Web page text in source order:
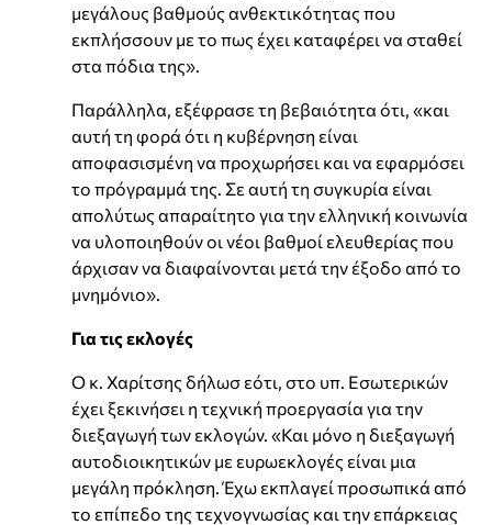
μεγάλους βαθμούς ανθεκτικότητας που
εκπλήσσουν με το πως έχει καταφέρει να σταθεί
στα πόδια της».
Παράλληλα, εξέφρασε τη βεβαιότητα ότι, «και
αυτή τη φορά ότι η κυβέρνηση είναι
αποφασισμένη να προχωρήσει και να εφαρμόσει
το πρόγραμμά της. Σε αυτή τη συγκυρία είναι
απολύτως απαραίτητο για την ελληνική κοινωνία
να υλοποιηθούν οι νέοι βαθμοί ελευθερίας που
άρχισαν να διαφαίνονται μετά την έξοδο από το
μνημόνιο».
Για τις εκλογές
Ο κ. Χαρίτσης δήλωσ εότι, στο υπ. Εσωτερικών
έχει ξεκινήσει η τεχνική προεργασία για την
διεξαγωγή των εκλογών. «Και μόνο η διεξαγωγή
αυτοδιοικητικών με ευρωεκλογές είναι μια
μεγάλη πρόκληση. Έχω εκπλαγεί προσωπικά από
το επίπεδο της τεχνογνωσίας και την επάρκειας